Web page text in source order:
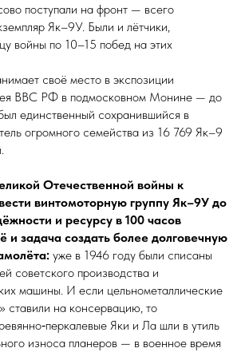
поступали на фронт — всего
Як–9У. Были и лётчики,
войны по 10–15 побед на этих
своё место в экспозиции
ВВС РФ в подмосковном Монине — до
единственный сохранившийся в
огромного семейства из 16 769 Як–9
Отечественной войны к
винтомоторную группу Як–9У до
и ресурсу в 100 часов
и задача создать более долговечную
уже в 1946 го­ду были списаны
советского производства и
машины. И если цельнометаллические
ставили на консервацию, то
Яки и Ла шли в утиль
износа планеров — в военное время